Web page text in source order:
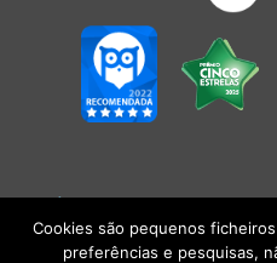
POLÍTICA DE PRIVACIDADE|
GERAIS DE VENDA| Alberto Oculista,
Cookies são pequenos
preferências e pesquisas,